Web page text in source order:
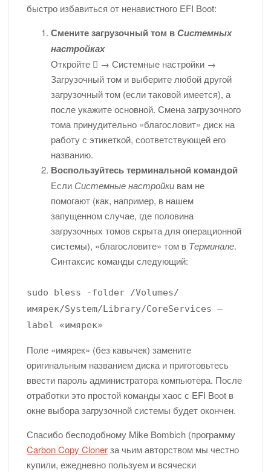
быстро избавиться от ненавистного EFI Boot:
Смените загрузочный том вСистемных
настройках
Откройте  → Системные настройки →
Загрузочный том и выберите любой другой
загрузочный том (если таковой имеется), а
после укажите основной. Смена загрузочного
тома принудительно «благословит» диск на
работу с этикеткой, соответствующей его
названию.
Воспользуйтесь терминальной командой
Если Системные настройки вам не
помогают (как, например, в нашем
запущенном случае, где половина
загрузочных томов скрыта для операционной
системы), «благословите» том в Терминале.
Синтаксис команды следующий:
sudo bless -folder /Volumes/
имярек/System/Library/CoreServices –
label «имярек»
Поле «имярек» (без кавычек) замените
оригинальным названием диска и приготовьтесь
ввести пароль администратора компьютера. После
отработки это простой команды хаос с EFI Boot в
окне выбора загрузочной системы будет окончен.
Спасибо бесподобному Mike Bombich (программу
Carbon Copy Clonerза чьим авторством мы честно
купили, ежедневно пользуем и всячески